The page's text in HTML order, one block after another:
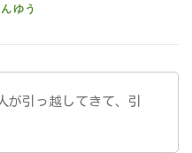
ゆう
が引っ越してきて、引